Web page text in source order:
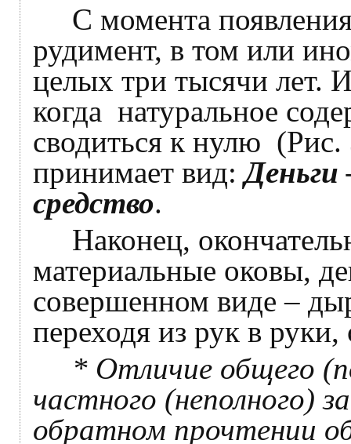
С момента появления
рудимент, в том или
целых три тысячи лет.
когда натуральное
сводиться к нулю (Рис.
принимает вид:
средство.
Наконец,
материальные оковы,
совершенном виде –
переходя из рук в
* Отличие общего
частного (неполного)
обратном прочтении